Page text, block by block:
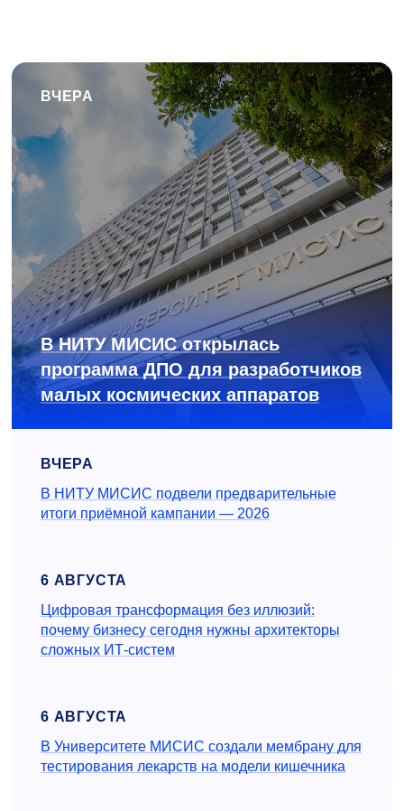
ВЧЕРА
В НИТУ МИСИС открылась
программа ДПО для разработчиков
малых космических аппаратов
ВЧЕРА
В НИТУ МИСИС подвели предварительные
итоги приёмной кампании — 2026
6 АВГУСТА
Цифровая трансформация без иллюзий:
почему бизнесу сегодня нужны архитекторы
сложных ИТ-систем
6 АВГУСТА
В Университете МИСИС создали мембрану для
тестирования лекарств на модели кишечника